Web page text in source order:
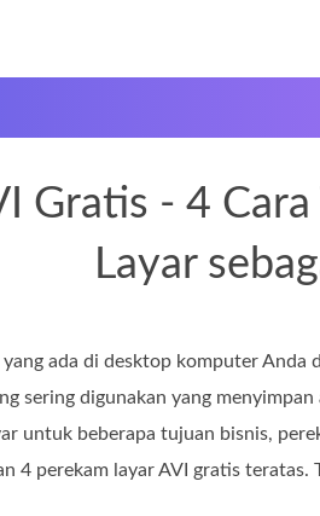
Gratis - 4
Layar
ada di desktop komputer Anda
sering digunakan yang
untuk beberapa tujuan bisnis,
4 perekam layar AVI gratis teratas.